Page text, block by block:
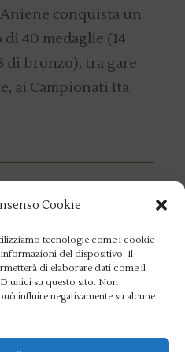
Cookie
tecnologie come i cookie
del dispositivo. Il
di elaborare dati come il
unici su questo sito. Non
influire negativamente su alcune
conquista un
40 medaglie (14
di bronzo), tra gare
ai Campionati Ita
di